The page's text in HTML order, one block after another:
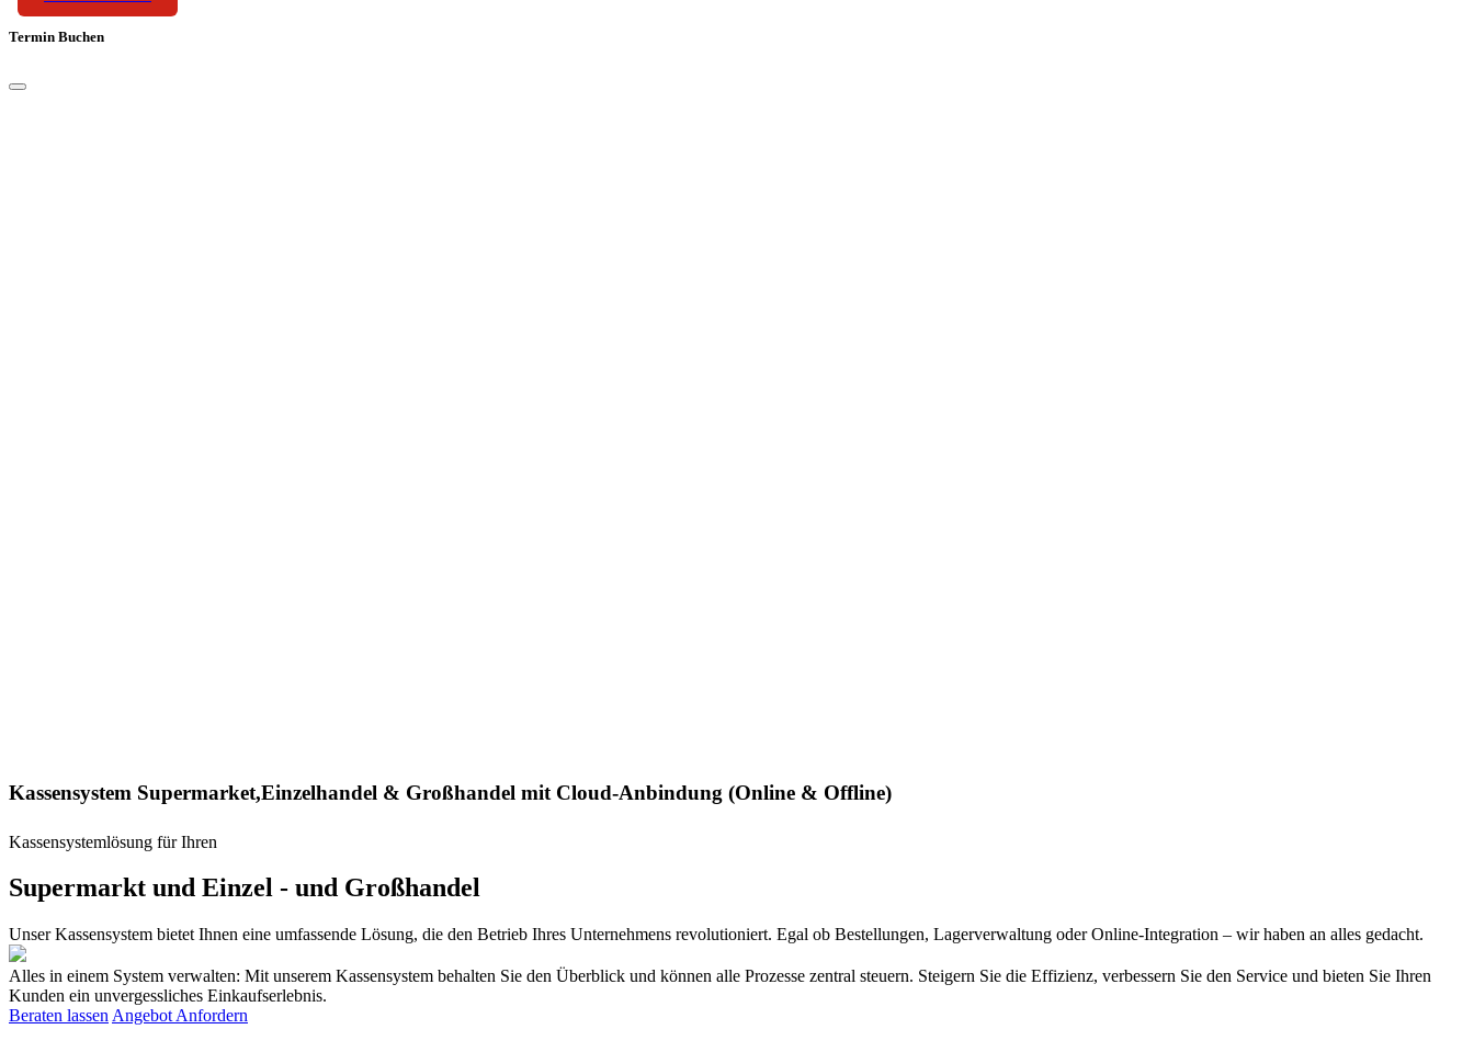
Termin Buchen
Kassensystem Supermarket,Einzelhandel & Großhandel mit Cloud-Anbindung (Online & Offline)
Kassensystemlösung für Ihren
Supermarkt und Einzel - und Großhandel
Unser Kassensystem bietet Ihnen eine umfassende Lösung, die den Betrieb Ihres Unternehmens revolutioniert. Egal ob Bestellungen, Lagerverwaltung oder Online-Integration – wir haben an alles gedacht.
Alles in einem System verwalten: Mit unserem Kassensystem behalten Sie den Überblick und können alle Prozesse zentral steuern. Steigern Sie die Effizienz, verbessern Sie den Service und bieten Sie Ihren
Kunden ein unvergessliches Einkaufserlebnis.
Beraten lassen Angebot Anfordern